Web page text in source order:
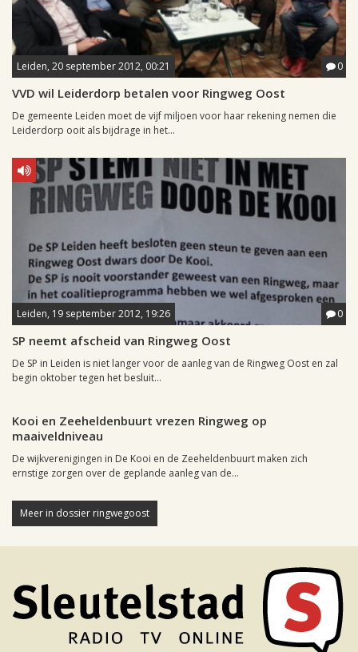
Leiden, 20 september 2012, 00:21 0
VVD wil Leiderdorp betalen voor Ringweg Oost
De gemeente Leiden moet de vijf miljoen voor haar rekening nemen die
Leiderdorp ooit als bijdrage in het...
Leiden, 19 september 2012, 19:26 0
SP neemt afscheid van Ringweg Oost
De SP in Leiden is niet langer voor de aanleg van de Ringweg Oost en zal
begin oktober tegen het besluit...
Kooi en Zeeheldenbuurt vrezen Ringweg op
maaiveldniveau
De wijkverenigingen in De Kooi en de Zeeheldenbuurt maken zich
ernstige zorgen over de geplande aanleg van de...
Meer in dossier ringwegoost